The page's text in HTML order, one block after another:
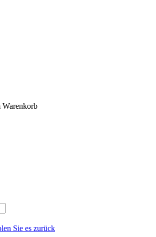
Warenkorb
Sie es zurück